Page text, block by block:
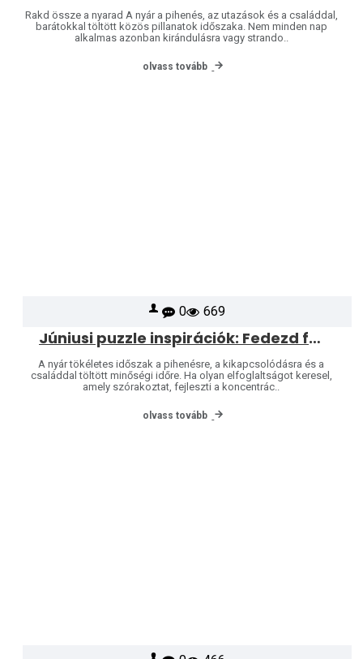
Rakd össze a nyarad A nyár a pihenés, az utazások és a családdal,
barátokkal töltött közös pillanatok időszaka. Nem minden nap
alkalmas azonban kirándulásra vagy strando..
olvass tovább
0 669
Júniusi puzzle inspirációk: Fedezd fel a Heye és Jumbo világát
A nyár tökéletes időszak a pihenésre, a kikapcsolódásra és a
családdal töltött minőségi időre. Ha olyan elfoglaltságot keresel,
amely szórakoztat, fejleszti a koncentrác..
olvass tovább